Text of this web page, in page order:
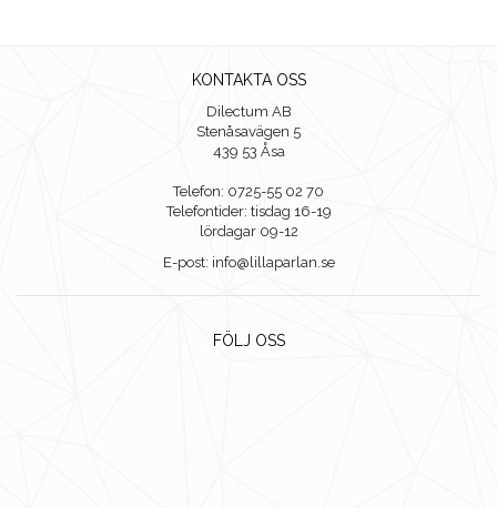
KONTAKTA OSS
Dilectum AB
Stenåsavägen 5
439 53 Åsa
Telefon: 0725-55 02 70
Telefontider: tisdag 16-19
lördagar 09-12
E-post: info@lillaparlan.se
FÖLJ OSS